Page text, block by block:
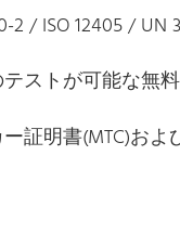
/ ISO 12405 / UN
ストが可能な無
明書(MTC)およ